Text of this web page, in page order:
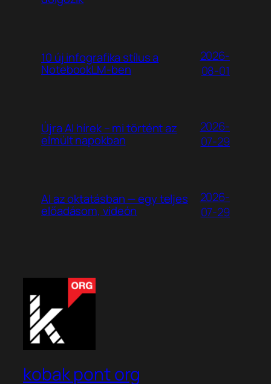
10 új infografika stílus a
NotebookLM-ben
2026-
08-01
Újra AI hírek – mi történt az
elmúlt napokban
2026-
07-29
AI az oktatásban — egy teljes
előadásom, videón
2026-
07-29
kobak pont org